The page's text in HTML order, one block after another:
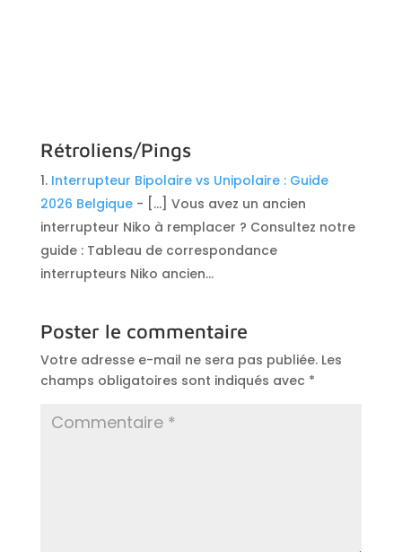
Rétroliens/Pings
Interrupteur Bipolaire vs Unipolaire : Guide
2026 Belgique- […] Vous avez un ancien
interrupteur Niko à remplacer ? Consultez notre
guide : Tableau de correspondance
interrupteurs Niko ancien…
Poster le commentaire
Votre adresse e-mail ne sera pas publiée. Les
champs obligatoires sont indiqués avec *